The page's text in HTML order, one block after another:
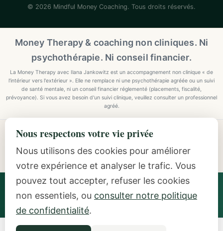
© 2026 Mindful Money Coaching. Tous droits réservés.
Money Therapy & coaching non cliniques. Ni
psychothérapie. Ni conseil financier.
La Money Therapy avec Ilana Jankowitz est un accompagnement non clinique « de
l'intérieur vers l'extérieur ». Elle ne remplace ni une psychothérapie agréée ou un suivi
de santé mentale, ni un conseil financier réglementé (placements, fiscalité,
prévoyance). Si vous avez besoin d'un suivi clinique, veuillez consulter un professionnel
agréé.
Explore Mindful Money Coaching
Programmes, archetypes, the Inside-Out Method, and
resources.
Ilana Jankowitz · Certified Money Coach (CMC) · NLP
Practitioner · Inside-Out Money Coach (10+ Years) ·
Featured Speaker at Google & IAPC
Nous respectons votre vie privée
Nous utilisons des cookies pour améliorer
votre expérience et analyser le trafic. Vous
pouvez tout accepter, refuser les cookies
non essentiels, ou consulter notre politique
de confidentialité.